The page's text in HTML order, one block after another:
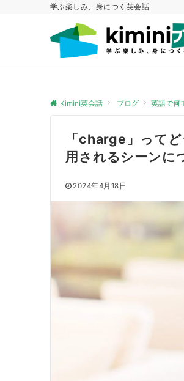
学ぶ楽しみ、身につく英会話
Kimini英会話 ブログ 英語で何
「charge」って
用されるシーンに
2024年4月18日